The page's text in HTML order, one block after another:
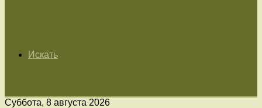
Искать
Суббота, 8 августа 2026